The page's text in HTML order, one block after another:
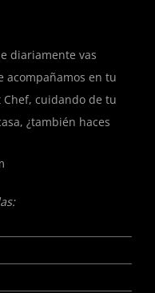
diariamente vas
acompañamos en tu
cuidando de tu
¿también haces